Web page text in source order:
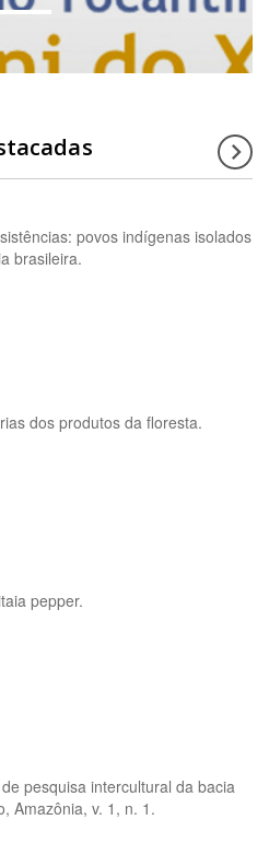
povos indígenas isolados
brasileira.
dos produtos da floresta.
pepper.
pesquisa intercultural da bacia
Amazônia, v. 1, n. 1.